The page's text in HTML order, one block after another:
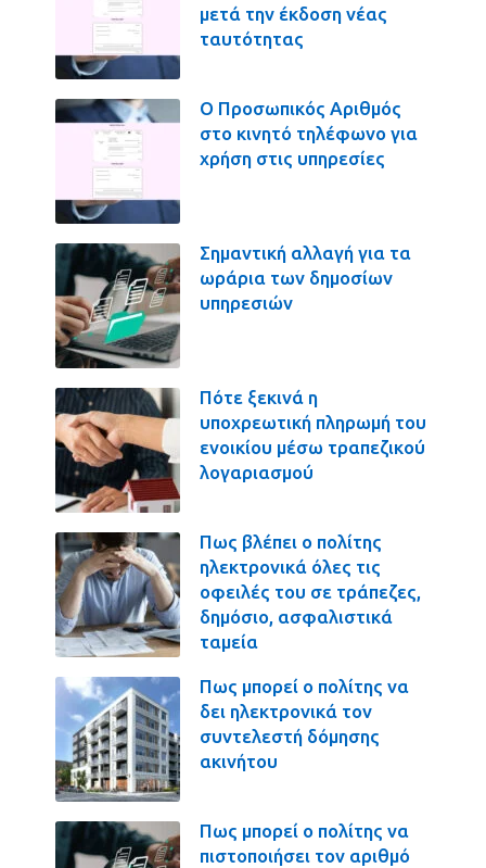
μετά την έκδοση νέας
ταυτότητας
Ο Προσωπικός Αριθμός
στο κινητό τηλέφωνο για
χρήση στις υπηρεσίες
Σημαντική αλλαγή για τα
ωράρια των δημοσίων
υπηρεσιών
Πότε ξεκινά η
υποχρεωτική πληρωμή του
ενοικίου μέσω τραπεζικού
λογαριασμού
Πως βλέπει ο πολίτης
ηλεκτρονικά όλες τις
οφειλές του σε τράπεζες,
δημόσιο, ασφαλιστικά
ταμεία
Πως μπορεί ο πολίτης να
δει ηλεκτρονικά τον
συντελεστή δόμησης
ακινήτου
Πως μπορεί ο πολίτης να
πιστοποιήσει τον αριθμό